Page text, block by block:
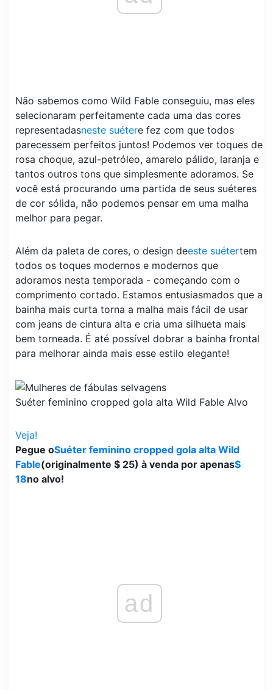
Não sabemos como Wild Fable conseguiu, mas eles
selecionaram perfeitamente cada uma das cores
representadasneste suétere fez com que todos
parecessem perfeitos juntos! Podemos ver toques de
rosa choque, azul-petróleo, amarelo pálido, laranja e
tantos outros tons que simplesmente adoramos. Se
você está procurando uma partida de seus suéteres
de cor sólida, não podemos pensar em uma malha
melhor para pegar.
Além da paleta de cores, o design deeste suétertem
todos os toques modernos e modernos que
adoramos nesta temporada - começando com o
comprimento cortado. Estamos entusiasmados que a
bainha mais curta torna a malha mais fácil de usar
com jeans de cintura alta e cria uma silhueta mais
bem torneada. É até possível dobrar a bainha frontal
para melhorar ainda mais esse estilo elegante!
Suéter feminino cropped gola alta Wild Fable Alvo
Veja!
Pegue oSuéter feminino cropped gola alta Wild
Fable(originalmente $ 25) à venda por apenas$
18no alvo!
ad